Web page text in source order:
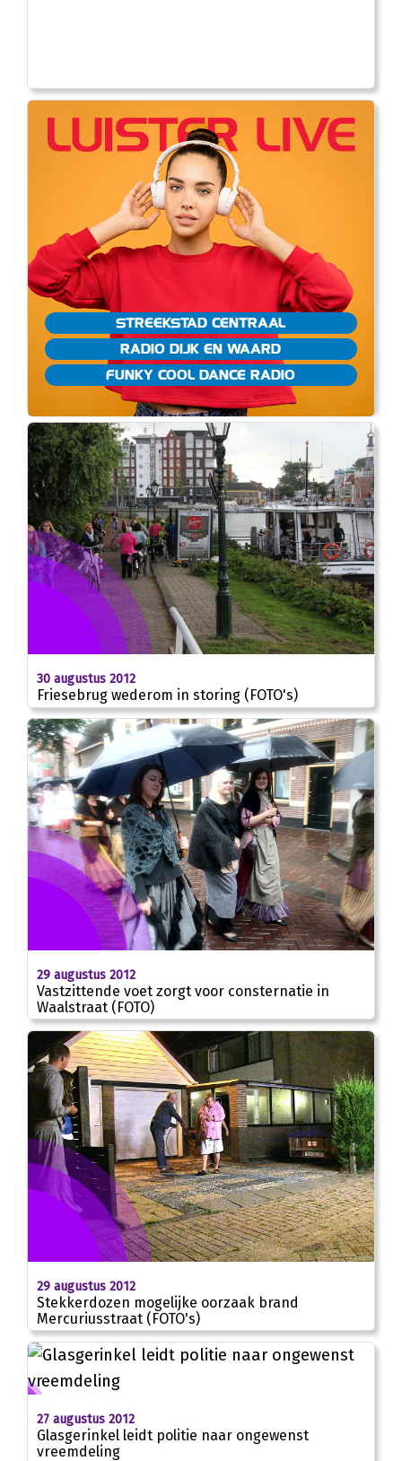
STREEKSTAD CENTRAAL
RADIO DIJK EN WAARD
FUNKY COOL DANCE RADIO
30 augustus 2012
Friesebrug wederom in storing (FOTO's)
29 augustus 2012
Vastzittende voet zorgt voor consternatie in
Waalstraat (FOTO)
29 augustus 2012
Stekkerdozen mogelijke oorzaak brand
Mercuriusstraat (FOTO's)
27 augustus 2012
Glasgerinkel leidt politie naar ongewenst
vreemdeling